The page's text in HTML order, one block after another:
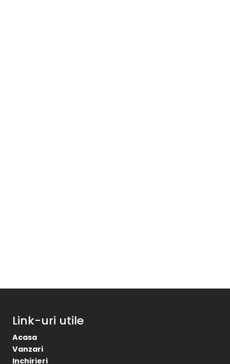
Link-uri utile
Acasa
Vanzari
Inchirieri